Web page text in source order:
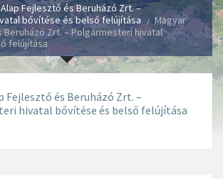
Fejlesztő és Beruházó Zrt. –
bővítése és belső felújítása
Magyar
Beruházó Zrt. – Polgármesteri hivatal
felújítása
Fejlesztő és Beruházó Zrt. –
hivatal bővítése és belső felújítása